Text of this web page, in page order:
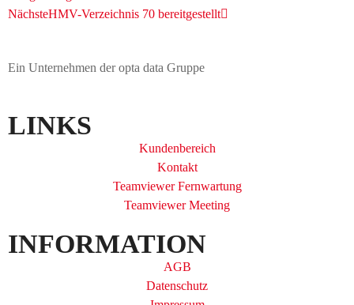
NächsteHMV-Verzeichnis 70 bereitgestellt
Ein Unternehmen der opta data Gruppe
LINKS
Kundenbereich
Kontakt
Teamviewer Fernwartung
Teamviewer Meeting
INFORMATION
AGB
Datenschutz